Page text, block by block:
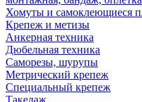
Хомуты и самоклеющиеся
Крепеж и метизы
Анкерная техника
Дюбельная техника
Саморезы, шурупы
Метрический крепеж
Специальный крепеж
Такелаж